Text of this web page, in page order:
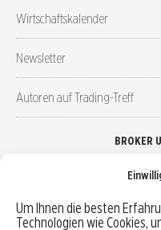
Um Ihnen die besten
Technologien wie Cookies,
Wirtschaftskalender
Newsletter
Autoren auf Trading-Treff
BROKER
Robo-Advisor vergleichen